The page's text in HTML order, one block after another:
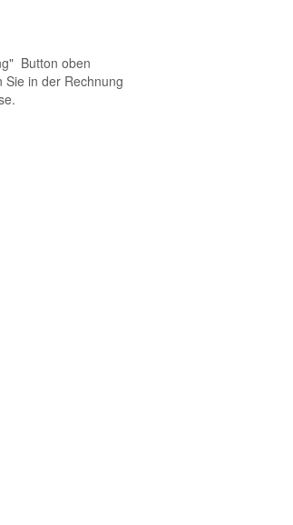
Button oben
in der Rechnung